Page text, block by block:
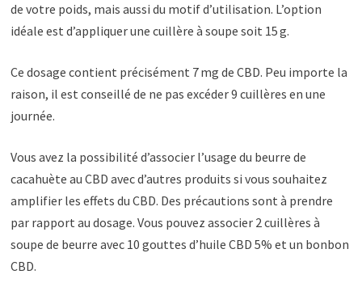
de votre poids, mais aussi du motif d’utilisation. L’option
idéale est d’appliquer une cuillère à soupe soit 15 g.
Ce dosage contient précisément 7 mg de CBD. Peu importe la
raison, il est conseillé de ne pas excéder 9 cuillères en une
journée.
Vous avez la possibilité d’associer l’usage du beurre de
cacahuète au CBD avec d’autres produits si vous souhaitez
amplifier les effets du CBD. Des précautions sont à prendre
par rapport au dosage. Vous pouvez associer 2 cuillères à
soupe de beurre avec 10 gouttes d’huile CBD 5% et un bonbon
CBD.